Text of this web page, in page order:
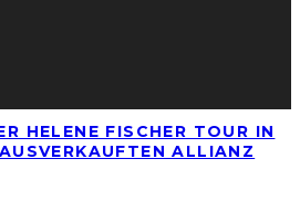
HELENE FISCHER TOUR IN
ALLIANZ